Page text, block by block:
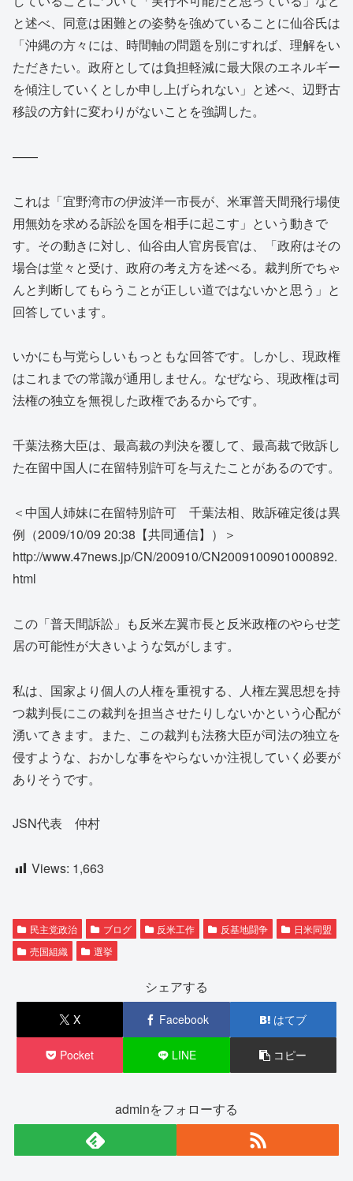
と述べ、同意は困難との姿勢を強めていることに仙谷氏は
「沖縄の方々には、時間軸の問題を別にすれば、理解をい
ただきたい。政府としては負担軽減に最大限のエネルギー
を傾注していくとしか申し上げられない」と述べ、辺野古
移設の方針に変わりがないことを強調した。
——
これは「宜野湾市の伊波洋一市長が、米軍普天間飛行場使
用無効を求める訴訟を国を相手に起こす」という動きで
す。その動きに対し、仙谷由人官房長官は、「政府はその
場合は堂々と受け、政府の考え方を述べる。裁判所でちゃ
んと判断してもらうことが正しい道ではないかと思う」と
回答しています。
いかにも与党らしいもっともな回答です。しかし、現政権
はこれまでの常識が通用しません。なぜなら、現政権は司
法権の独立を無視した政権であるからです。
千葉法務大臣は、最高裁の判決を覆して、最高裁で敗訴し
た在留中国人に在留特別許可を与えたことがあるのです。
＜中国人姉妹に在留特別許可 千葉法相、敗訴確定後は異
例（2009/10/09 20:38【共同通信】）＞
http://www.47news.jp/CN/200910/CN2009100901000892.
html
この「普天間訴訟」も反米左翼市長と反米政権のやらせ芝
居の可能性が大きいような気がします。
私は、国家より個人の人権を重視する、人権左翼思想を持
つ裁判長にこの裁判を担当させたりしないかという心配が
湧いてきます。また、この裁判も法務大臣が司法の独立を
侵すような、おかしな事をやらないか注視していく必要が
ありそうです。
JSN代表 仲村
Views: 1,663
民主党政治 ブログ 反米工作 反基地闘争
日米同盟
売国組織
選挙
シェアする
X Facebook はてブ
Pocket LINE コピー
adminをフォローする